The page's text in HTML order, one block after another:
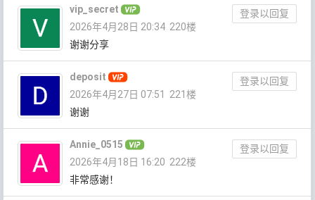
vip_secret
登录以回复
2026年4月28日 20:34 220楼
谢谢分享
deposit
登录以回复
2026年4月27日 07:51
221楼
谢谢
Annie_0515
登录以回复
2026年4月18日 16:20 222楼
非常感谢！